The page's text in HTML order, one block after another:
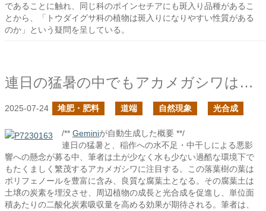
であることに触れ、同じ科のポインセチアにも斑入り品種があるこ
とから、「トウダイグサ科の植物は斑入りになりやすい性質がある
のか」という疑問を呈している。
連日の猛暑の中でもアカメガシワは元気だな
2025-07-24 堆肥・肥料 道端 自然現象 光合成
/** Geminiが自動生成した概要 **/
連日の猛暑と、稲作への水不足・中干しによる悪影
響への懸念が募る中、筆者は土が少なく水も少ない過酷な環境下で
もたくましく繁茂するアカメガシワに注目する。この落葉樹の葉は
ポリフェノールを豊富に含み、良質な腐葉土となる。その腐葉土は
土壌の炭素を埋没させ、周辺植物の成長と光合成を促進し、単位面
積あたりの二酸化炭素吸収量を高める効果が期待される。筆者は、